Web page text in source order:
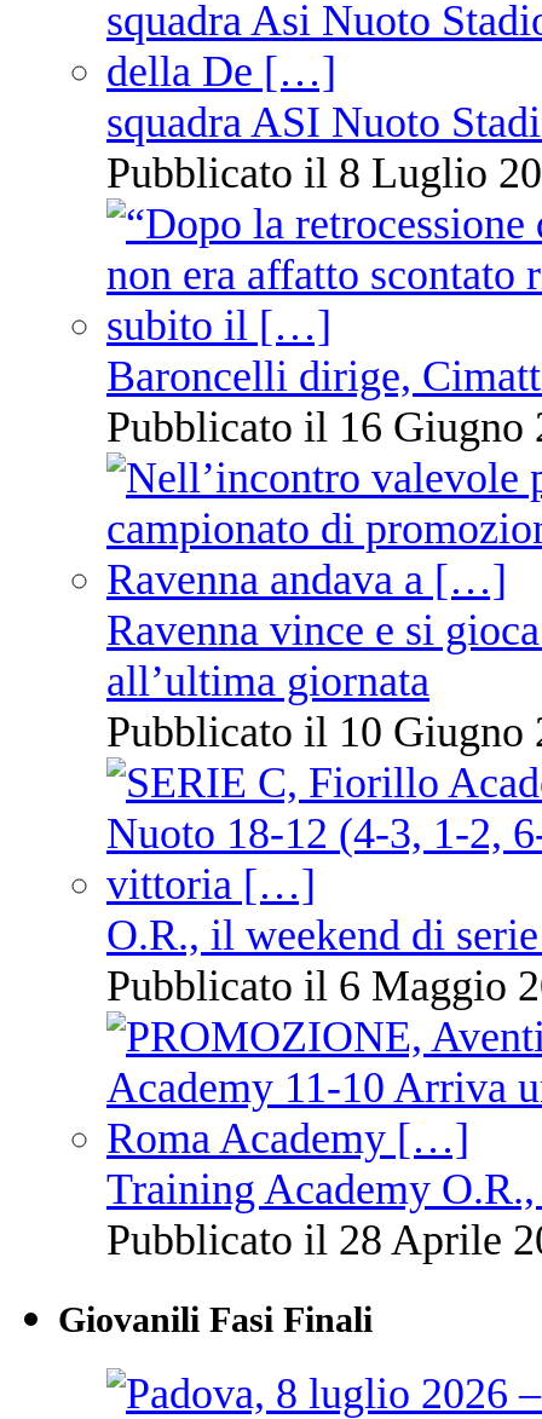
squadra ASI Nuoto
Pubblicato il 8 Luglio
Baroncelli dirige,
Pubblicato il 16 Giugno
Ravenna vince e si
all’ultima giornata
Pubblicato il 10 Giugno
O.R., il weekend di
Pubblicato il 6 Maggio
Training Academy
Pubblicato il 28 Aprile
Giovanili Fasi Finali